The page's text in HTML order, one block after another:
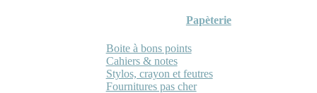
Papèterie
Boite à bons points
Cahiers & notes
Stylos, crayon et feutres
Fournitures pas cher